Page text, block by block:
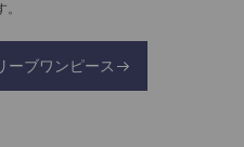
。
ーブワンピース